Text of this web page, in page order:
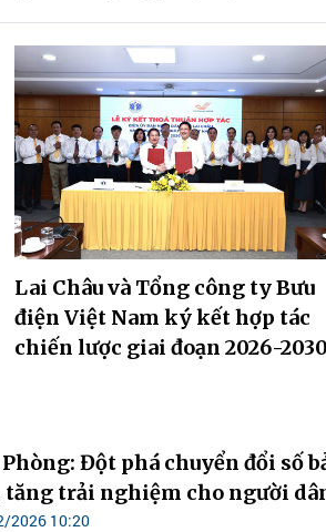
Lai Châu và Tổng công ty Bưu
điện Việt Nam ký kết hợp tác
chiến lược giai đoạn 2026-2030
Đột phá chuyển đổi số
tăng trải nghiệm cho người
2026 10:20